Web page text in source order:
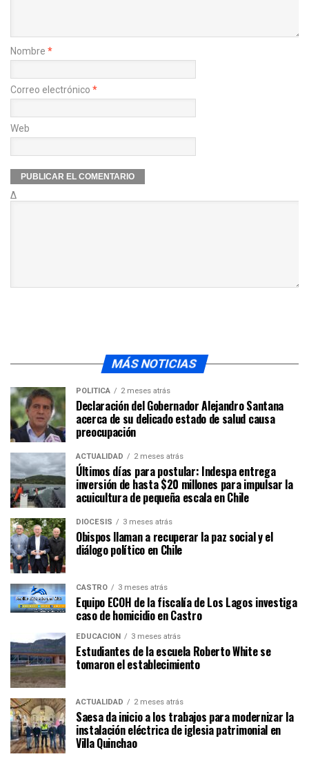
Nombre *
Correo electrónico *
Web
Δ
MÁS NOTICIAS
POLÍTICA 2 meses atrás
Declaración del Gobernador Alejandro Santana
acerca de su delicado estado de salud causa
preocupación
ACTUALIDAD 2 meses atrás
Últimos días para postular: Indespa entrega
inversión de hasta $20 millones para impulsar la
acuicultura de pequeña escala en Chile
DIÓCESIS 3 meses atrás
Obispos llaman a recuperar la paz social y el
diálogo político en Chile
CASTRO 3 meses atrás
Equipo ECOH de la fiscalía de Los Lagos investiga
caso de homicidio en Castro
EDUCACIÓN 3 meses atrás
Estudiantes de la escuela Roberto White se
tomaron el establecimiento
ACTUALIDAD 2 meses atrás
Saesa da inicio a los trabajos para modernizar la
instalación eléctrica de iglesia patrimonial en
Villa Quinchao